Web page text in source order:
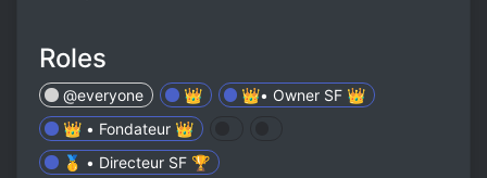
Roles
@everyone 👑
👑• Owner SF 👑
👑 • Fondateur 👑
🥇 • Directeur SF 🏆